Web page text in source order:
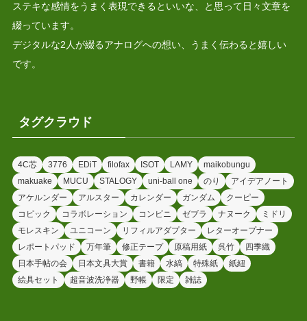
ステキな感情をうまく表現できるといいな、と思って日々文章を
綴っています。
デジタルな2人が綴るアナログへの想い、うまく伝わると嬉しい
です。
タグクラウド
4C芯 3776 EDiT filofax ISOT LAMY
maikobungu
makuake
MUCU STALOGY uni-ball one のり
アイデアノート
アケルンダー
アルスター カレンダー ガンダム
クーピー
コピック
コラボレーション コンビニ ゼブラ ナヌーク
ミドリ
モレスキン
ユニコーン リフィルアダプター
レターオープナー
レポートパッド
万年筆 修正テープ 原稿用紙 呉竹
四季織
日本手帖の会
日本文具大賞 書籍 水縞 特殊紙
紙紐
絵具セット
超音波洗浄器 野帳 限定 雑誌